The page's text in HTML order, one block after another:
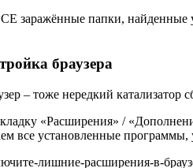
заражённые папки, найденные
браузера
– тоже нередкий катализатор
«Расширения» /
все установленные программы,